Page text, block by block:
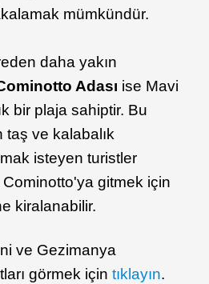
mümkündür.
daha yakın
Adası ise Mavi
bir plaja sahiptir. Bu
taş ve kalabalık
isteyen turistler
gitmek için
kiralanabilir.
ve Gezimanya
görmek için tıklayın.